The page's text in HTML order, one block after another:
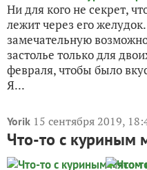
Ни для кого не секрет,
лежит через его
замечательную
застолье только для
февраля, чтобы было
Я...
Yorik 15 сентября 2019,
Что-то с куриным